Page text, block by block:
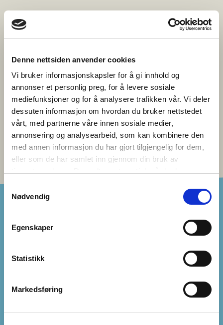
Denne nettsiden anvender cookies
Vi bruker informasjonskapsler for å gi innhold og
annonser et personlig preg, for å levere sosiale
mediefunksjoner og for å analysere trafikken vår. Vi deler
dessuten informasjon om hvordan du bruker nettstedet
vårt, med partnerne våre innen sosiale medier,
annonsering og analysearbeid, som kan kombinere den
med annen informasjon du har gjort tilgjengelig for dem,
eller som de har samlet inn gjennom din bruk av
Samtykkevalg
Nødvendig
Egenskaper
Statistikk
Markedsføring
Du kan spesifisere hva slags vennskapsklasse du og klassen
søker under de forskjellige funksjonene. Vær oppmerksom på
at klassetrinnene er ulike i de nordiske landene. Klikk på
Når Norden kommer nært – to lærere deler sine erfaringer
med vennskapsklassesamarbeid
LOGG INN
VENNSKAPSKLASSER
SORTER